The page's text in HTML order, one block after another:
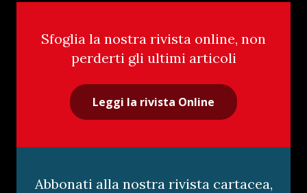
Sfoglia la nostra rivista online, non
perderti gli ultimi articoli
Leggi la rivista Online
Abbonati alla nostra rivista cartacea,